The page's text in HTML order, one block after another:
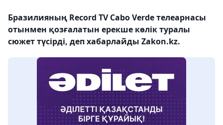
Бразилияның Record TV Cabo Verde телеарнасы
отынмен қозғалатын ерекше көлік туралы
сюжет түсірді, деп хабарлайды Zakon.kz.